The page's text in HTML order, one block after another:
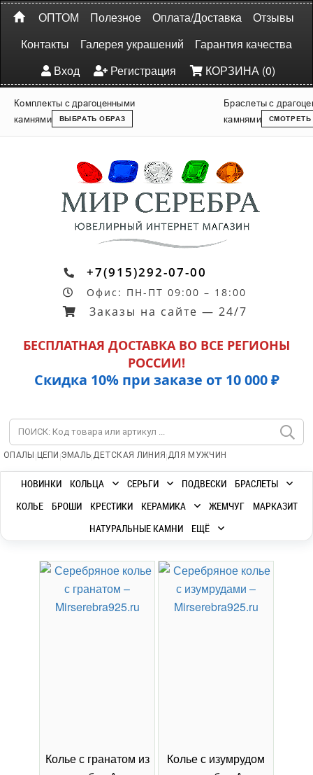
ОПТОМ Полезное Оплата/Доставка
Отзывы
Контакты
Галерея украшений
Гарантия качества
Вход
Регистрация КОРЗИНА (0)
Комплекты с драгоценными
камнями
ВЫБРАТЬ ОБРАЗ
Браслеты с
камнями
СМОТРЕТЬ
+7(915)292-07-00
Офис: ПН-ПТ 09:00 – 18:00
Заказы на сайте — 24/7
БЕСПЛАТНАЯ ДОСТАВКА ВО ВСЕ РЕГИОНЫ
РОССИИ!
Скидка 10% при заказе от 10 000 ₽
ОПАЛЫ | ЦЕПИ |ЭМАЛЬ|ДЕТСКАЯ ЛИНИЯ |ДЛЯ МУЖЧИН
НОВИНКИ КОЛЬЦА СЕРЬГИ ПОДВЕСКИ
БРАСЛЕТЫ
КОЛЬЕ
БРОШИ КРЕСТИКИ КЕРАМИКА ЖЕМЧУГ
МАРКАЗИТ
НАТУРАЛЬНЫЕ КАМНИ
ЕЩЁ
Колье с гранатом из
Колье с изумрудом